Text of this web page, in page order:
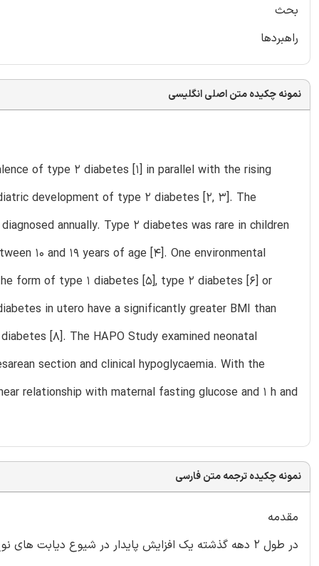
بحث
راهبردها
نمونه چکیده متن اصلی انگلیسی
of type 2 diabetes [1] in parallel with the rising
development of type 2 diabetes [2, 3]. The
annually. Type 2 diabetes was rare in children
10 and 19 years of age [4]. One environmental
form of type 1 diabetes [5], type 2 diabetes [6] or
in utero have a significantly greater BMI than
[8]. The HAPO Study examined neonatal
section and clinical hypoglycaemia. With the
relationship with maternal fasting glucose and 1 h and
نمونه چکیده ترجمه متن فارسی
مقدمه